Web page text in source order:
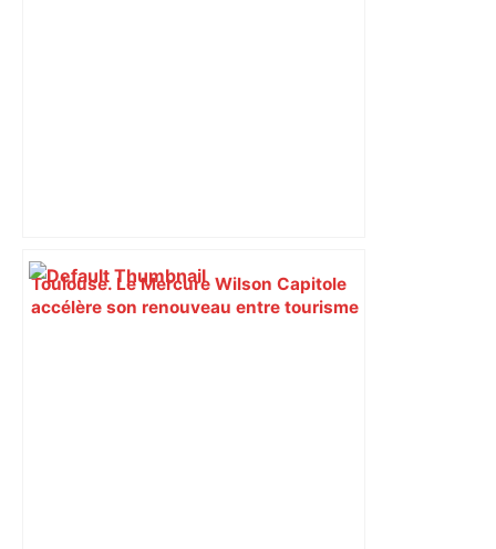
Toulouse. Le Mercure Wilson Capitole
accélère son renouveau entre tourisme